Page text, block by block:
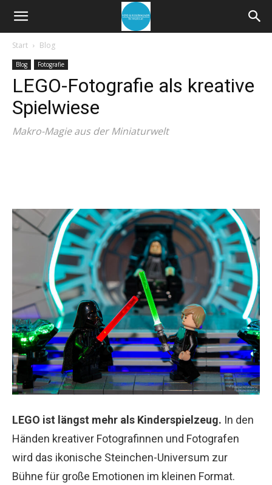
Start Blog
Blog Fotografie
LEGO-Fotografie als kreative
Spielwiese
Makro-Magie aus der Miniaturwelt
LEGO ist längst mehr als Kinderspielzeug. In den
Händen kreativer Fotografinnen und Fotografen
wird das ikonische Steinchen-Universum zur
Bühne für große Emotionen im kleinen Format.